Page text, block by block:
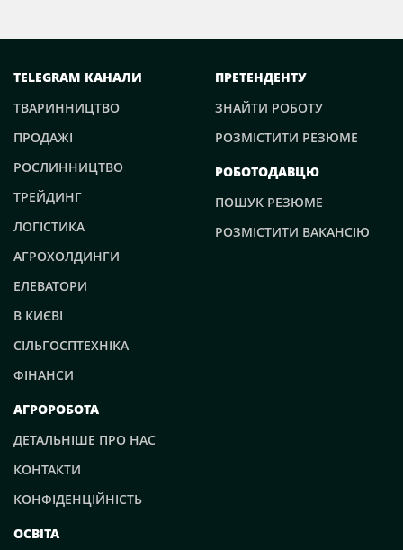
TELEGRAM КАНАЛИ
ТВАРИННИЦТВО
ПРОДАЖІ
РОСЛИННИЦТВО
ТРЕЙДИНГ
ЛОГІСТИКА
АГРОХОЛДИНГИ
ЕЛЕВАТОРИ
В КИЄВІ
СІЛЬГОСПТЕХНІКА
ФІНАНСИ
ПРЕТЕНДЕНТУ
ЗНАЙТИ РОБОТУ
РОЗМІСТИТИ РЕЗЮМЕ
РОБОТОДАВЦЮ
ПОШУК РЕЗЮМЕ
РОЗМІСТИТИ ВАКАНСІЮ
АГРОРОБОТА
ДЕТАЛЬНІШЕ ПРО НАС
КОНТАКТИ
КОНФІДЕНЦІЙНІСТЬ
ОСВІТА